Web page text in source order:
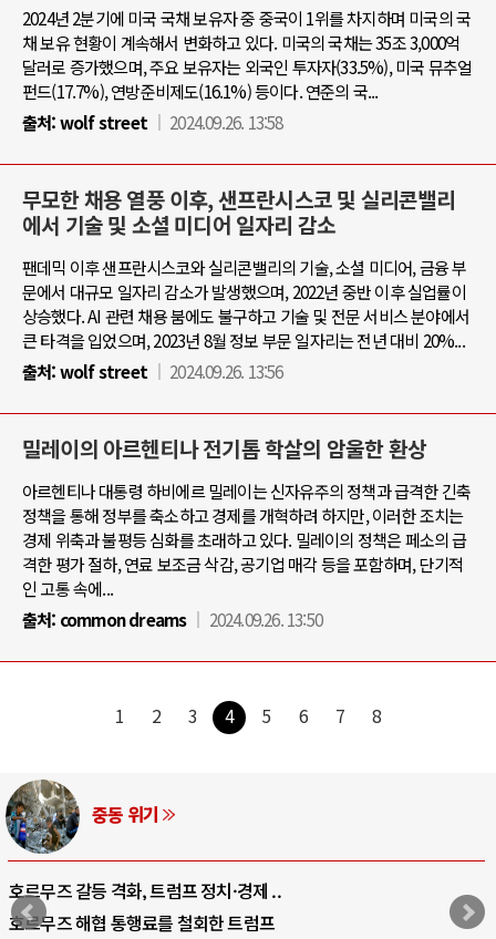
2024년 2분기에 미국 국채 보유자 중 중국이 1위를 차지하며 미국의 국
채 보유 현황이 계속해서 변화하고 있다. 미국의 국채는 35조 3,000억
달러로 증가했으며, 주요 보유자는 외국인 투자자(33.5%), 미국 뮤추얼
펀드(17.7%), 연방준비제도(16.1%) 등이다. 연준의 국...
출처:wolf street 2024.09.26. 13:58
무모한 채용 열풍 이후, 샌프란시스코 및 실리콘밸리
에서 기술 및 소셜 미디어 일자리 감소
팬데믹 이후 샌프란시스코와 실리콘밸리의 기술, 소셜 미디어, 금융 부
문에서 대규모 일자리 감소가 발생했으며, 2022년 중반 이후 실업률이
상승했다. AI 관련 채용 붐에도 불구하고 기술 및 전문 서비스 분야에서
큰 타격을 입었으며, 2023년 8월 정보 부문 일자리는 전년 대비 20%...
출처:wolf street 2024.09.26. 13:56
밀레이의 아르헨티나 전기톱 학살의 암울한 환상
아르헨티나 대통령 하비에르 밀레이는 신자유주의 정책과 급격한 긴축
정책을 통해 정부를 축소하고 경제를 개혁하려 하지만, 이러한 조치는
경제 위축과 불평등 심화를 초래하고 있다. 밀레이의 정책은 페소의 급
격한 평가 절하, 연료 보조금 삭감, 공기업 매각 등을 포함하며, 단기적
인 고통 속에...
출처: common dreams 2024.09.26. 13:50
1 2 3 4 5 6 7 8
중동 위기
호르무즈 갈등 격화, 트럼프 정치·경제 ..
호르무즈 해협 통행료를 철회한 트럼프